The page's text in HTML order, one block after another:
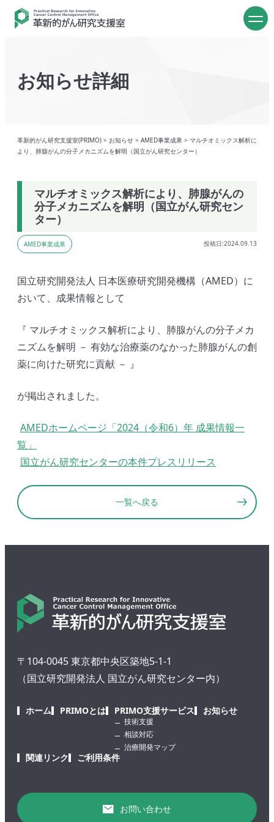
お知らせ詳細
革新的がん研究支援室(PRIMO) > お知らせ > AMED事業成果 > マルチオミックス解析に
より、肺腺がんの分子メカニズムを解明（国立がん研究センター）
マルチオミックス解析により、肺腺がんの
分子メカニズムを解明（国立がん研究セン
ター）
AMED事業成果 投稿日:2024.09.13
国立研究開発法人 日本医療研究開発機構（AMED）に
おいて、成果情報として
『 マルチオミックス解析により、肺腺がんの分子メカ
ニズムを解明 － 有効な治療薬のなかった肺腺がんの創
薬に向けた研究に貢献 － 』
が掲出されました。
AMEDホームページ「2024（令和6）年 成果情報一
覧」
国立がん研究センターの本件プレスリリース
一覧へ戻る
〒104-0045 東京都中央区築地5-1-1
（国立研究開発法人 国立がん研究センター内）
ホーム PRIMOとは PRIMO支援サービス
技術支援
相談対応
治療開発マップ
お知らせ
関連リンク ご利用条件
お問い合わせ